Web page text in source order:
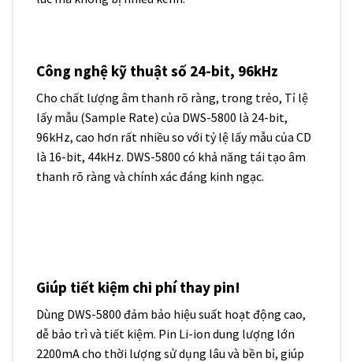
Công nghệ kỹ thuật số 24-bit, 96kHz
Cho chất lượng âm thanh rõ ràng, trong trẻo, Tỉ lệ
lấy mẫu (Sample Rate) của DWS-5800 là 24-bit,
96kHz, cao hơn rất nhiều so với tỷ lệ lấy mẫu của CD
là 16-bit, 44kHz. DWS-5800 có khả năng tái tạo âm
thanh rõ ràng và chính xác đáng kinh ngạc.
Giúp tiết kiệm chi phí thay pin!
Dùng DWS-5800 đảm bảo hiệu suất hoạt động cao,
dễ bảo trì và tiết kiệm. Pin Li-ion dung lượng lớn
2200mA cho thời lượng sử dụng lâu và bền bỉ, giúp